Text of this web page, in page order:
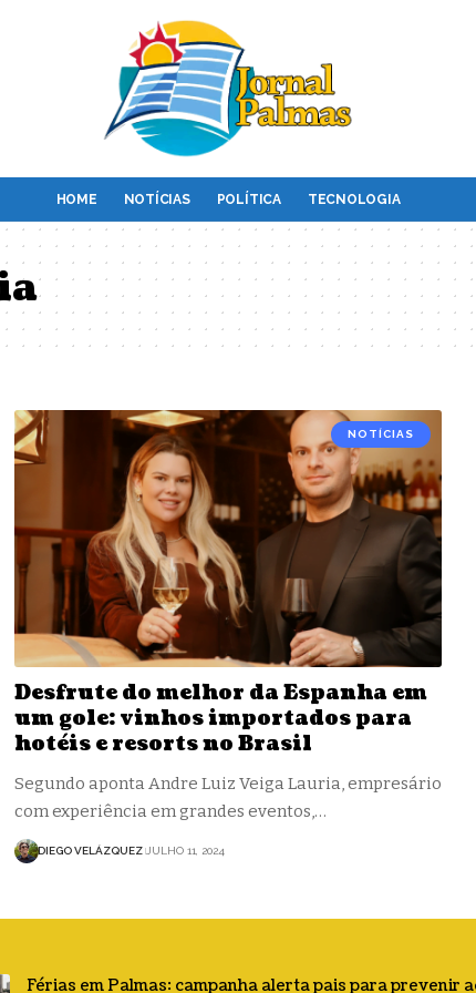
HOME NOTÍCIAS POLÍTICA TECNOLOGIA
NOTÍCIAS
Desfrute do melhor da Espanha em
um gole: vinhos importados para
hotéis e resorts no Brasil
Segundo aponta Andre Luiz Veiga Lauria, empresário
com experiência em grandes eventos,…
DIEGO VELÁZQUEZ JULHO 11, 2024
Férias em Palmas: campanha alerta pais para prevenir